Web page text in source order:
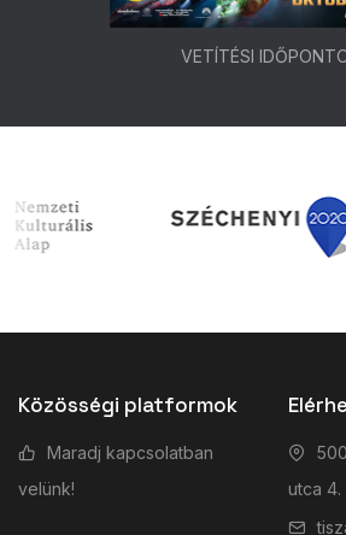
VETÍTÉSI
Közösségi platformok
Maradj kapcsolatban
velünk!
utca 4.